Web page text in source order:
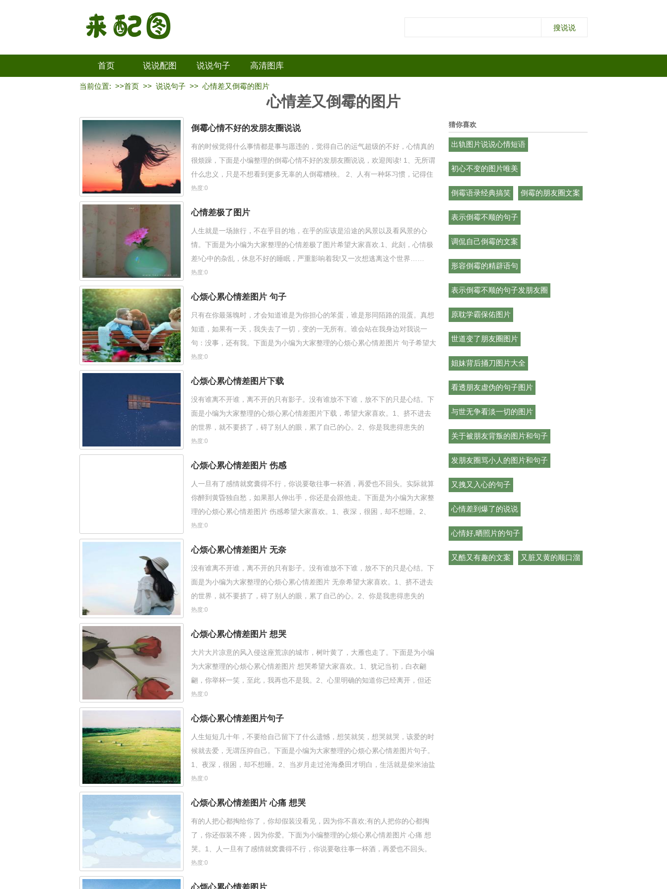
首页 说说配图 说说句子 高清图库
当前位置: >>首页 >> 说说句子 >> 心情差又倒霉的图片
心情差又倒霉的图片
倒霉心情不好的发朋友圈说说
有的时候觉得什么事情都是事与愿违的，觉得自己的运气超级的不好，心情真的
很烦躁，下面是小编整理的倒霉心情不好的发朋友圈说说，欢迎阅读! 1、无所谓
什么忠义，只是不想看到更多无辜的人倒霉糟秧。 2、人有一种坏习惯，记得住
倒霉，记不住走运，这实
热度:0
心情差极了图片
人生就是一场旅行，不在乎目的地，在乎的应该是沿途的风景以及看风景的心
情。下面是为小编为大家整理的心情差极了图片希望大家喜欢.1、此刻，心情极
差!心中的杂乱，休息不好的睡眠，严重影响着我!又一次想逃离这个世界……
热度:0
心烦心累心情差图片 句子
只有在你最落魄时，才会知道谁是为你担心的笨蛋，谁是形同陌路的混蛋。真想
知道，如果有一天，我失去了一切，变的一无所有。谁会站在我身边对我说一
句：没事，还有我。下面是为小编为大家整理的心烦心累心情差图片 句子希望大
家喜欢。1、有的人把心都掏给
热度:0
心烦心累心情差图片下载
没有谁离不开谁，离不开的只有影子。没有谁放不下谁，放不下的只是心结。下
面是小编为大家整理的心烦心累心情差图片下载，希望大家喜欢。1、挤不进去
的世界，就不要挤了，碍了别人的眼，累了自己的心。2、你是我患得患失的
梦，我是你可有可无的人。毕竟这
热度:0
心烦心累心情差图片 伤感
人一旦有了感情就窝囊得不行，你说要敬往事一杯酒，再爱也不回头。实际就算
你醉到黄昏独自愁，如果那人伸出手，你还是会跟他走。下面是为小编为大家整
理的心烦心累心情差图片 伤感希望大家喜欢。1、夜深，很困，却不想睡。2、
人生没有失败，只有粉碎!3
热度:0
心烦心累心情差图片 无奈
没有谁离不开谁，离不开的只有影子。没有谁放不下谁，放不下的只是心结。下
面是为小编为大家整理的心烦心累心情差图片 无奈希望大家喜欢。1、挤不进去
的世界，就不要挤了，碍了别人的眼，累了自己的心。2、你是我患得患失的
梦，我是你可有可无的人。毕竟
热度:0
心烦心累心情差图片 想哭
大片大片凉意的风入侵这座荒凉的城市，树叶黄了，大雁也走了。下面是为小编
为大家整理的心烦心累心情差图片 想哭希望大家喜欢。1、犹记当初，白衣翩
翩，你举杯一笑，至此，我再也不是我。2、心里明确的知道你已经离开，但还
是忍不住想要努力抓住一丝自嘲
热度:0
心烦心累心情差图片句子
人生短短几十年，不要给自己留下了什么遗憾，想笑就笑，想哭就哭，该爱的时
候就去爱，无谓压抑自己。下面是小编为大家整理的心烦心累心情差图片句子。
1、夜深，很困，却不想睡。2、当岁月走过沧海桑田才明白，生活就是柴米油盐
的平淡，是心手相携的温馨，
热度:0
心烦心累心情差图片 心痛 想哭
有的人把心都掏给你了，你却假装没看见，因为你不喜欢;有的人把你的心都掏
了，你还假装不疼，因为你爱。下面为小编整理的心烦心累心情差图片 心痛 想
哭。1、人一旦有了感情就窝囊得不行，你说要敬往事一杯酒，再爱也不回头。
实际就算你醉到黄昏独自愁，
热度:0
猜你喜欢
出轨图片说说心情短语
初心不变的图片唯美
倒霉语录经典搞笑 倒霉的朋友圈文案
表示倒霉不顺的句子
调侃自己倒霉的文案
形容倒霉的精辟语句
表示倒霉不顺的句子发朋友圈
原耽学霸保佑图片
世道变了朋友圈图片
姐妹背后捅刀图片大全
看透朋友虚伪的句子图片
与世无争看淡一切的图片
关于被朋友背叛的图片和句子
发朋友圈骂小人的图片和句子
又拽又入心的句子
心情差到爆了的说说
心情好,晒照片的句子
又酷又有趣的文案 又脏又黄的顺口溜